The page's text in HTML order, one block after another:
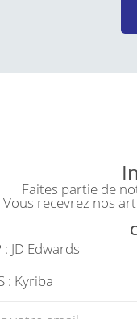
Faites partie de
Vous recevrez nos
: JD Edwards
: Kyriba